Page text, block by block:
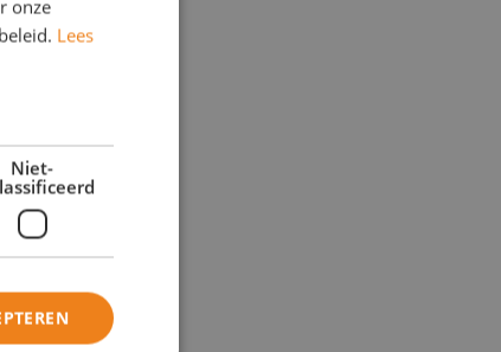
onze
Lees
Niet-